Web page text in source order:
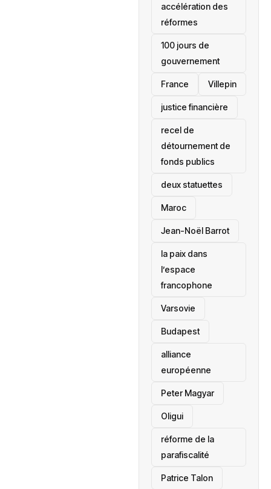
accélération des
réformes
100 jours de
gouvernement
France Villepin
justice financière
recel de
détournement de
fonds publics
deux statuettes
Maroc
Jean-Noël Barrot
la paix dans
l’espace
francophone
‎Varsovie
Budapest
alliance
européenne
Peter Magyar
Oligui
réforme de la
parafiscalité
Patrice Talon